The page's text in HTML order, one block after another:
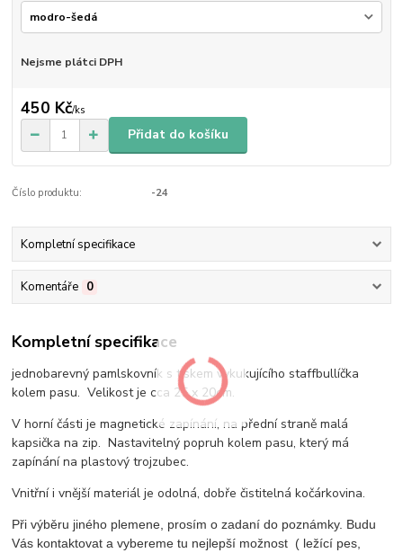
Nejsme plátci DPH
450 Kč/ks
Přidat do košíku
Číslo produktu: -24
Kompletní specifikace
Komentáře 0
Kompletní specifikace
jednobarevný pamlskovník s tiskem vykukujícího staffbullíčka
kolem pasu. Velikost je cca 25 x 20cm.
V horní části je magnetické zapínání, na přední straně malá
kapsička na zip. Nastavitelný popruh kolem pasu, který má
zapínání na plastový trojzubec.
Vnitřní i vnější materiál je odolná, dobře čistitelná kočárkovina.
Při výběru jiného plemene, prosím o zadaní do poznámky. Budu
Vás kontaktovat a vybereme tu nejlepší možnost ( ležící pes,